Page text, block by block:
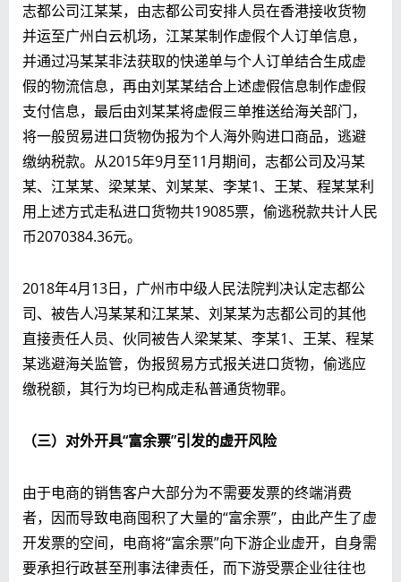
志都公司江某某，由志都公司安排人员在香港接收货物
并运至广州白云机场，江某某制作虚假个人订单信息，
并通过冯某某非法获取的快递单与个人订单结合生成虚
假的物流信息，再由刘某某结合上述虚假信息制作虚假
支付信息，最后由刘某某将虚假三单推送给海关部门，
将一般贸易进口货物伪报为个人海外购进口商品，逃避
缴纳税款。从2015年9月至11月期间，志都公司及冯某
某、江某某、梁某某、刘某某、李某1、王某、程某某利
用上述方式走私进口货物共19085票，偷逃税款共计人民
币2070384.36元。
2018年4月13日，广州市中级人民法院判决认定志都公
司、被告人冯某某和江某某、刘某某为志都公司的其他
直接责任人员、伙同被告人梁某某、李某1、王某、程某
某逃避海关监管，伪报贸易方式报关进口货物，偷逃应
缴税额，其行为均已构成走私普通货物罪。
（三）对外开具“富余票”引发的虚开风险
由于电商的销售客户大部分为不需要发票的终端消费
者，因而导致电商囤积了大量的“富余票”，由此产生了虚
开发票的空间，电商将“富余票”向下游企业虚开，自身需
要承担行政甚至刑事法律责任，而下游受票企业往往也